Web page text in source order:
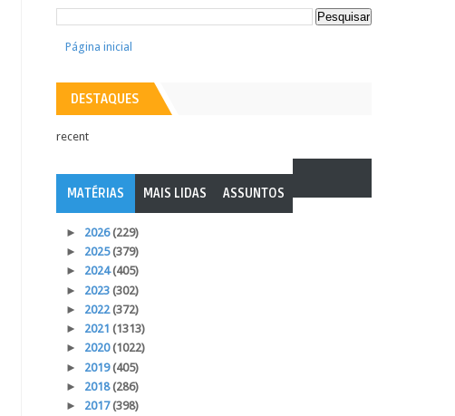
Página inicial
DESTAQUES
recent
MATÉRIAS MAIS LIDAS ASSUNTOS
► 2026(229)
► 2025(379)
► 2024(405)
► 2023 (302)
► 2022(372)
► 2021 (1313)
► 2020(1022)
► 2019(405)
► 2018(286)
► 2017(398)